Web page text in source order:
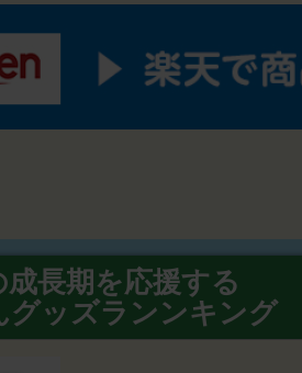
長期を応援する
グッズランンキング